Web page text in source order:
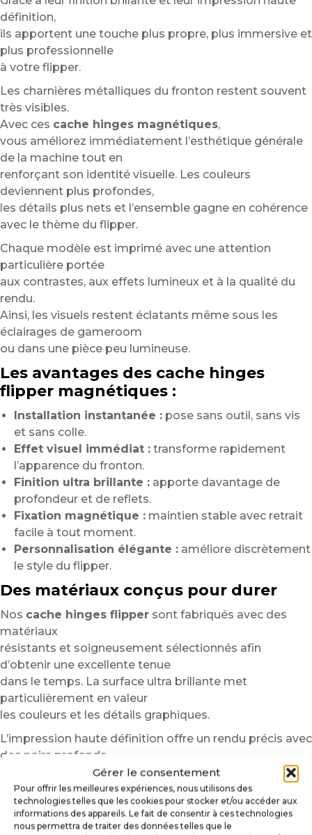
Gérer le consentement
Pour offrir les meilleures expériences, nous utilisons des
technologies telles que les cookies pour stocker et/ou accéder aux
informations des appareils. Le fait de consentir à ces technologies
nous permettra de traiter des données telles que le
définition,
ils apportent une touche plus propre, plus immersive et
plus professionnelle
à votre flipper.
Les charnières métalliques du fronton restent souvent
très visibles.
Avec ces cache hinges magnétiques,
vous améliorez immédiatement l’esthétique générale
de la machine tout en
renforçant son identité visuelle. Les couleurs
deviennent plus profondes,
les détails plus nets et l’ensemble gagne en cohérence
avec le thème du flipper.
Chaque modèle est imprimé avec une attention
particulière portée
aux contrastes, aux effets lumineux et à la qualité du
rendu.
Ainsi, les visuels restent éclatants même sous les
éclairages de gameroom
ou dans une pièce peu lumineuse.
Les avantages des cache hinges
flipper magnétiques :
Installation instantanée : pose sans outil, sans vis
et sans colle.
Effet visuel immédiat : transforme rapidement
l’apparence du fronton.
Finition ultra brillante : apporte davantage de
profondeur et de reflets.
Fixation magnétique : maintien stable avec retrait
facile à tout moment.
Personnalisation élégante : améliore discrètement
le style du flipper.
Des matériaux conçus pour durer
Nos cache hinges flipper sont fabriqués avec des
matériaux
résistants et soigneusement sélectionnés afin
d’obtenir une excellente tenue
dans le temps. La surface ultra brillante met
particulièrement en valeur
les couleurs et les détails graphiques.
L’impression haute définition offre un rendu précis avec
des noirs profonds,
des contours nets et des couleurs vibrantes.
De plus, les matériaux résistent aux frottements, aux
manipulations régulières
et aux nettoyages classiques liés à l’entretien du